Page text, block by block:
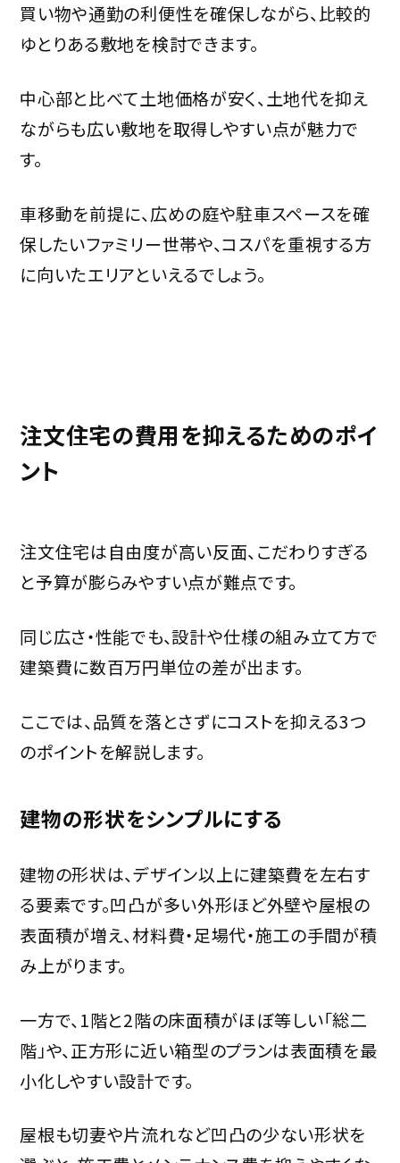
買い物や通勤の利便性を確保しながら、比較的
ゆとりある敷地を検討できます。
中心部と比べて土地価格が安く、土地代を抑え
ながらも広い敷地を取得しやすい点が魅力で
す。
車移動を前提に、広めの庭や駐車スペースを確
保したいファミリー世帯や、コスパを重視する方
に向いたエリアといえるでしょう。
注文住宅の費用を抑えるためのポイ
ント
注文住宅は自由度が高い反面、こだわりすぎる
と予算が膨らみやすい点が難点です。
同じ広さ・性能でも、設計や仕様の組み立て方で
建築費に数百万円単位の差が出ます。
ここでは、品質を落とさずにコストを抑える3つ
のポイントを解説します。
建物の形状をシンプルにする
建物の形状は、デザイン以上に建築費を左右す
る要素です。凹凸が多い外形ほど外壁や屋根の
表面積が増え、材料費・足場代・施工の手間が積
み上がります。
一方で、1階と2階の床面積がほぼ等しい「総二
階」や、正方形に近い箱型のプランは表面積を最
小化しやすい設計です。
屋根も切妻や片流れなど凹凸の少ない形状を